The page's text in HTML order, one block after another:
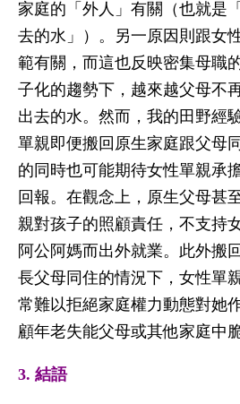
家庭的「外人」有關（也就是
去的水」）。另一原因則跟女
範有關，而這也反映密集母職
子化的趨勢下，越來越父母不
出去的水。然而，我的田野經
單親即便搬回原生家庭跟父母
的同時也可能期待女性單親承
回報。在觀念上，原生父母甚
親對孩子的照顧責任，不支持
阿公阿媽而出外就業。此外搬
長父母同住的情況下，女性單
常難以拒絕家庭權力動態對她
顧年老失能父母或其他家庭中
3. 結語